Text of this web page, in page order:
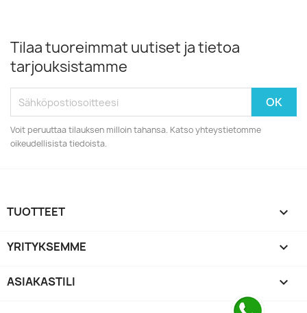
Tilaa tuoreimmat uutiset ja tietoa
tarjouksistamme
Voit peruuttaa tilauksen milloin tahansa. Katso yhteystietomme
oikeudellisista tiedoista.
TUOTTEET 
YRITYKSEMME 
ASIAKASTILI 